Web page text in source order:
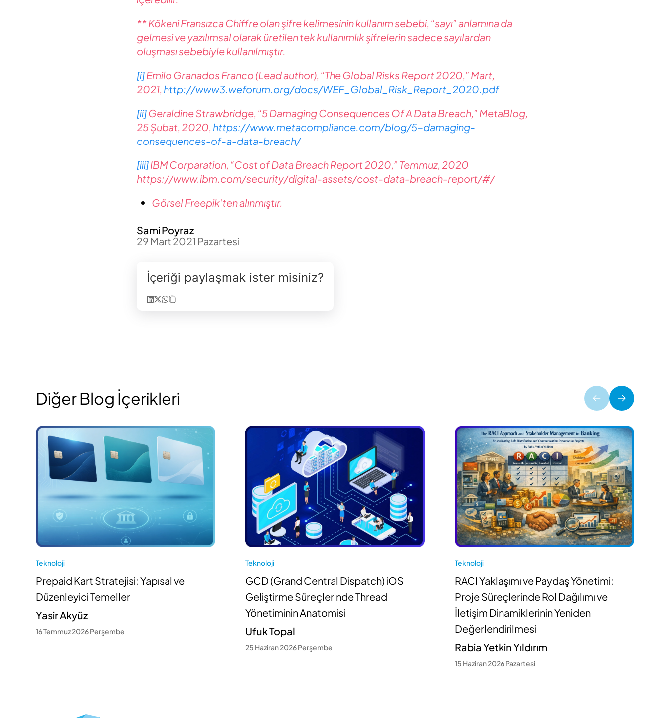
** Kökeni Fransızca Chiffre olan şifre kelimesinin kullanım sebebi, “sayı” anlamına da
gelmesi ve yazılımsal olarak üretilen tek kullanımlık şifrelerin sadece sayılardan
oluşması sebebiyle kullanılmıştır.
[i]Emilo Granados Franco (Lead author), “The Global Risks Report 2020,” Mart,
2021, http://www3.weforum.org/docs/WEF_Global_Risk_Report_2020.pdf
[ii]Geraldine Strawbridge, “5 Damaging Consequences Of A Data Breach,” MetaBlog,
25 Şubat, 2020, https://www.metacompliance.com/blog/5-damaging-
consequences-of-a-data-breach/
[iii]IBM Corparation, “Cost of Data Breach Report 2020,” Temmuz, 2020
https://www.ibm.com/security/digital-assets/cost-data-breach-report/#/
Görsel Freepik’ten alınmıştır.
Sami Poyraz
29 Mart 2021 Pazartesi
İçeriği paylaşmak ister misiniz?
Diğer Blog İçerikleri
Teknoloji
Prepaid Kart Stratejisi: Yapısal ve
Düzenleyici Temeller
Yasir Akyüz
16 Temmuz 2026 Perşembe
Teknoloji
GCD (Grand Central Dispatch) iOS
Geliştirme Süreçlerinde Thread
Yönetiminin Anatomisi
Ufuk Topal
25 Haziran 2026 Perşembe
Teknoloji
RACI Yaklaşımı ve Paydaş Yönetimi:
Proje Süreçlerinde Rol Dağılımı ve
İletişim Dinamiklerinin Yeniden
Değerlendirilmesi
Rabia Yetkin Yıldırım
15 Haziran 2026 Pazartesi